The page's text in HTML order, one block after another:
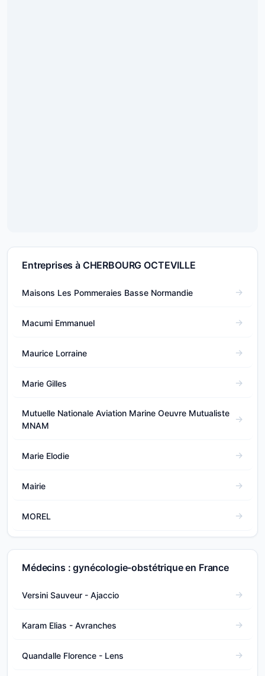
Entreprises à CHERBOURG OCTEVILLE
Maisons Les Pommeraies Basse Normandie
Macumi Emmanuel
Maurice Lorraine
Marie Gilles
Mutuelle Nationale Aviation Marine Oeuvre Mutualiste
MNAM
Marie Elodie
Mairie
MOREL
Médecins : gynécologie-obstétrique en France
Versini Sauveur - Ajaccio
Karam Elias - Avranches
Quandalle Florence - Lens